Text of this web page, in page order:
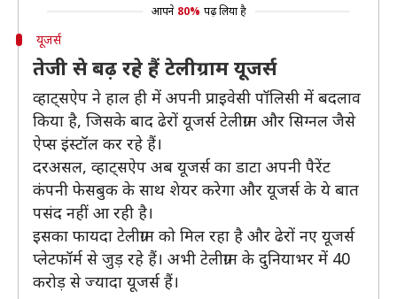
आपने 80% पढ़ लिया है
यूजर्स
तेजी से बढ़ रहे हैं टेलीग्राम यूजर्स
व्हाट्सऐप ने हाल ही में अपनी प्राइवेसी पॉलिसी में बदलाव
किया है, जिसके बाद ढेरों यूजर्स टेलीग्राम और सिग्नल जैसे
ऐप्स इंस्टॉल कर रहे हैं।
दरअसल, व्हाट्सऐप अब यूजर्स का डाटा अपनी पैरेंट
कंपनी फेसबुक के साथ शेयर करेगा और यूजर्स के ये बात
पसंद नहीं आ रही है।
इसका फायदा टेलीग्राम को मिल रहा है और ढेरों नए यूजर्स
प्लेटफॉर्म से जुड़ रहे हैं। अभी टेलीग्राम के दुनियाभर में 40
करोड़ से ज्यादा यूजर्स हैं।